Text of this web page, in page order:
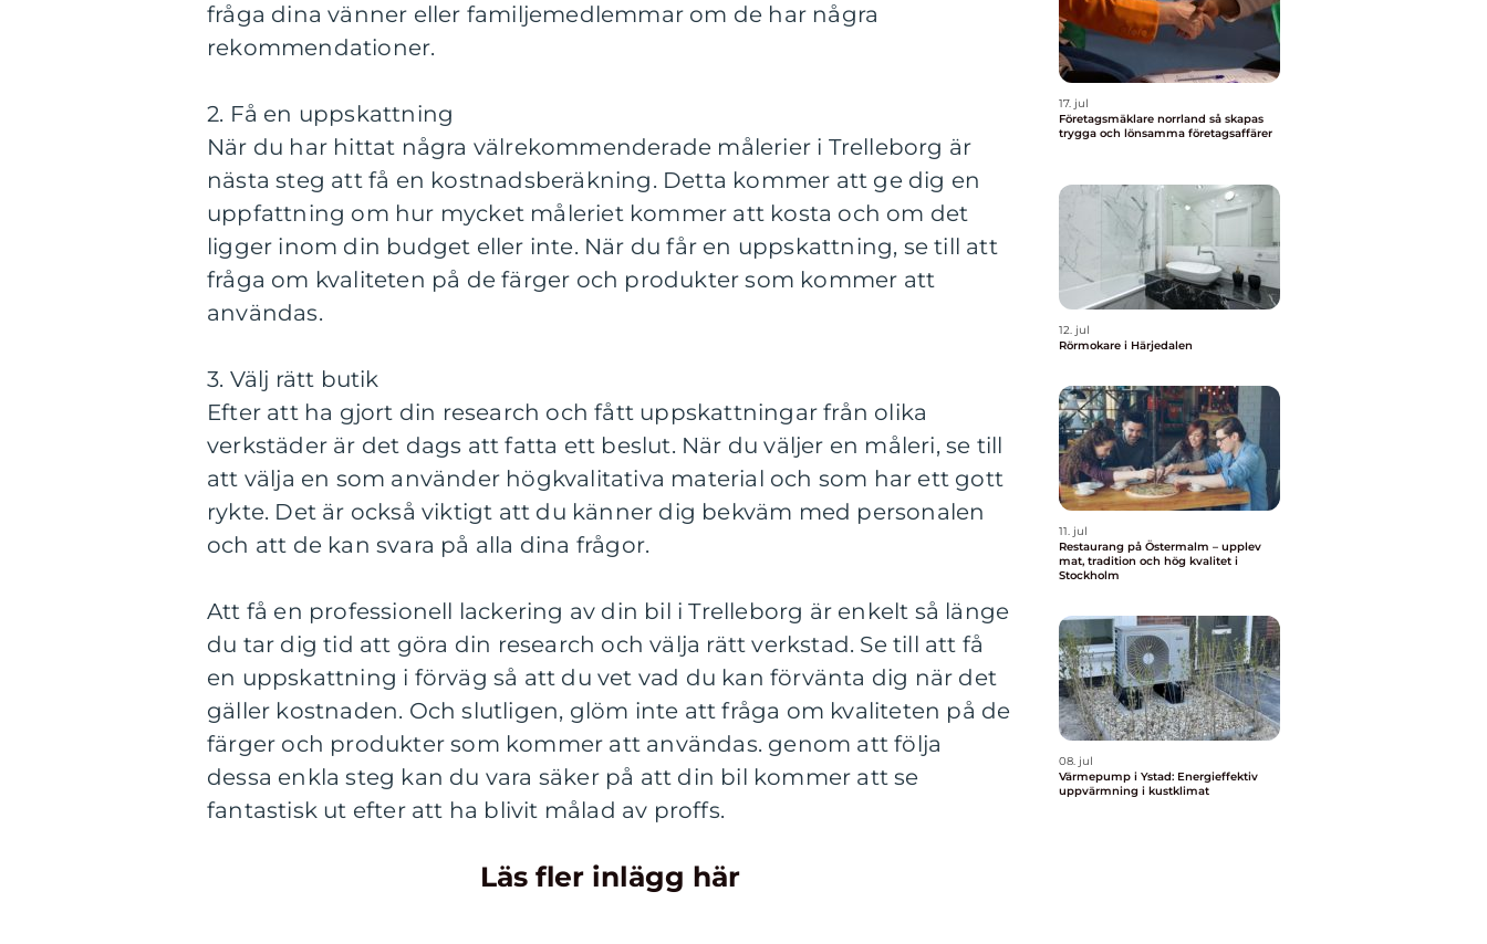
fråga dina vänner eller familjemedlemmar om de har några
rekommendationer.
2. Få en uppskattning
När du har hittat några välrekommenderade målerier i Trelleborg är
nästa steg att få en kostnadsberäkning. Detta kommer att ge dig en
uppfattning om hur mycket måleriet kommer att kosta och om det
ligger inom din budget eller inte. När du får en uppskattning, se till att
fråga om kvaliteten på de färger och produkter som kommer att
användas.
3. Välj rätt butik
Efter att ha gjort din research och fått uppskattningar från olika
verkstäder är det dags att fatta ett beslut. När du väljer en måleri, se till
att välja en som använder högkvalitativa material och som har ett gott
rykte. Det är också viktigt att du känner dig bekväm med personalen
och att de kan svara på alla dina frågor.
Att få en professionell lackering av din bil i Trelleborg är enkelt så länge
du tar dig tid att göra din research och välja rätt verkstad. Se till att få
en uppskattning i förväg så att du vet vad du kan förvänta dig när det
gäller kostnaden. Och slutligen, glöm inte att fråga om kvaliteten på de
färger och produkter som kommer att användas. genom att följa
dessa enkla steg kan du vara säker på att din bil kommer att se
fantastisk ut efter att ha blivit målad av proffs.
Läs fler inlägg här
17. jul
Företagsmäklare norrland så skapas
trygga och lönsamma företagsaffärer
12. jul
Rörmokare i Härjedalen
11. jul
Restaurang på Östermalm – upplev
mat, tradition och hög kvalitet i
Stockholm
08. jul
Värmepump i Ystad: Energieffektiv
uppvärmning i kustklimat